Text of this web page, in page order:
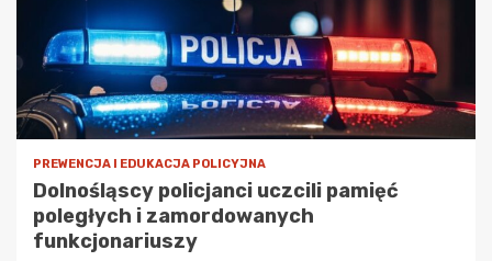
PREWENCJA I EDUKACJA POLICYJNA
Dolnośląscy policjanci uczcili pamięć
poległych i zamordowanych
funkcjonariuszy